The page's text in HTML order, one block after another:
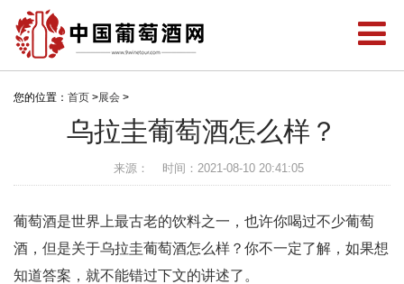
您的位置： 首页 >展会 >
乌拉圭葡萄酒怎么样？
来源： 时间：2021-08-10 20:41:05
葡萄酒是世界上最古老的饮料之一，也许你喝过不少葡萄
酒，但是关于乌拉圭葡萄酒怎么样？你不一定了解，如果想
知道答案，就不能错过下文的讲述了。